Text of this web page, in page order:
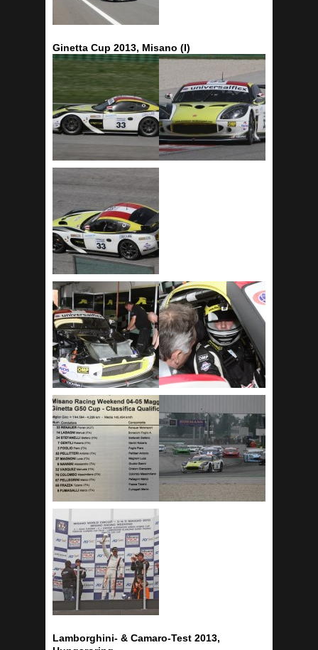
Ginetta Cup 2013, Misano (I)
Lamborghini- & Camaro-Test 2013,